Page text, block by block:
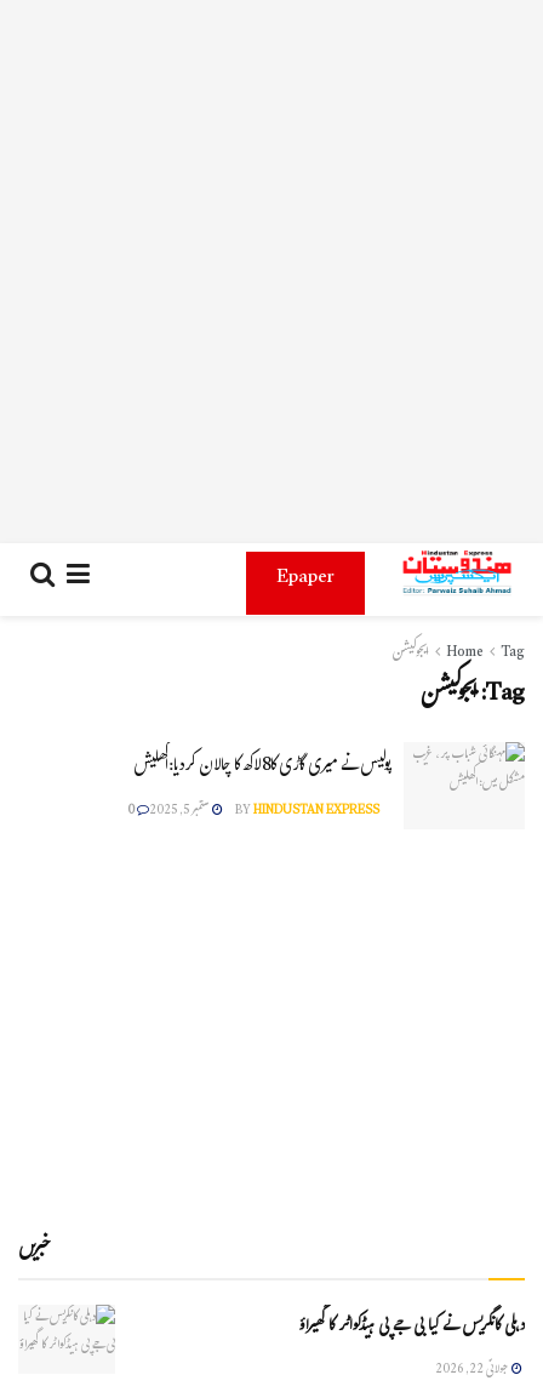
Epaper
Home Tag ایجوکیشن
Tag:ایجوکیشن
پولیس نے میری گاڑی کا8لاکھ کا چالان کردیا:اکھلیش
BYHINDUSTAN EXPRESS ستمبر 5, 2025 0
خبریں
دہلی کانگریس نے کیا بی جے پی ہیڈکواٹر کا گھیراؤ
جولائی 22, 2026